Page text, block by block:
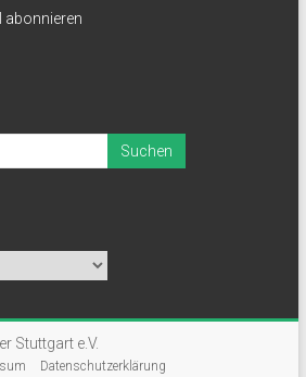
abonnieren
Stuttgart e.V.
Datenschutzerklärung